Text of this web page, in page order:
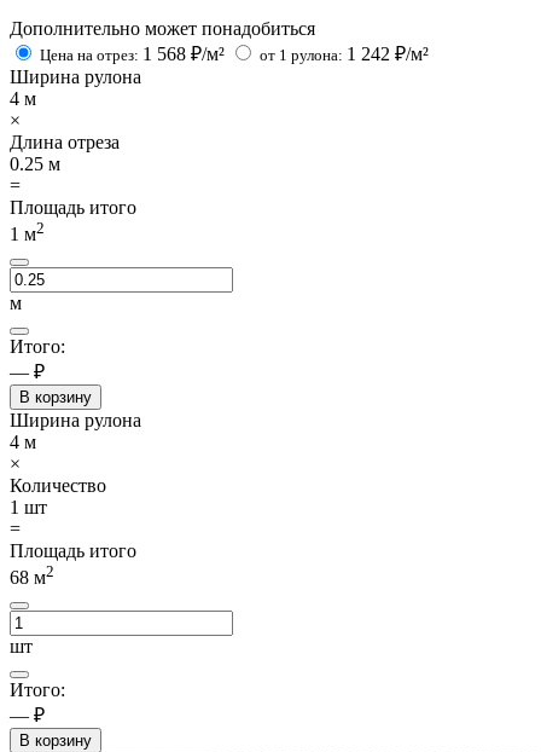
Дополнительно может понадобиться
Цена на отрез: 1 568 ₽/м² от 1 рулона: 1 242 ₽/м²
Ширина рулона
4 м
×
Длина отреза
0.25 м
=
Площадь итого
1 м2
м
Итого:
— ₽
В корзину
Ширина рулона
4 м
×
Количество
1 шт
=
Площадь итого
68 м2
шт
Итого:
— ₽
В корзину